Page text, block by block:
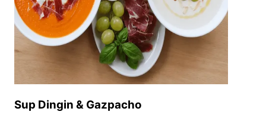
Sup Dingin & Gazpacho